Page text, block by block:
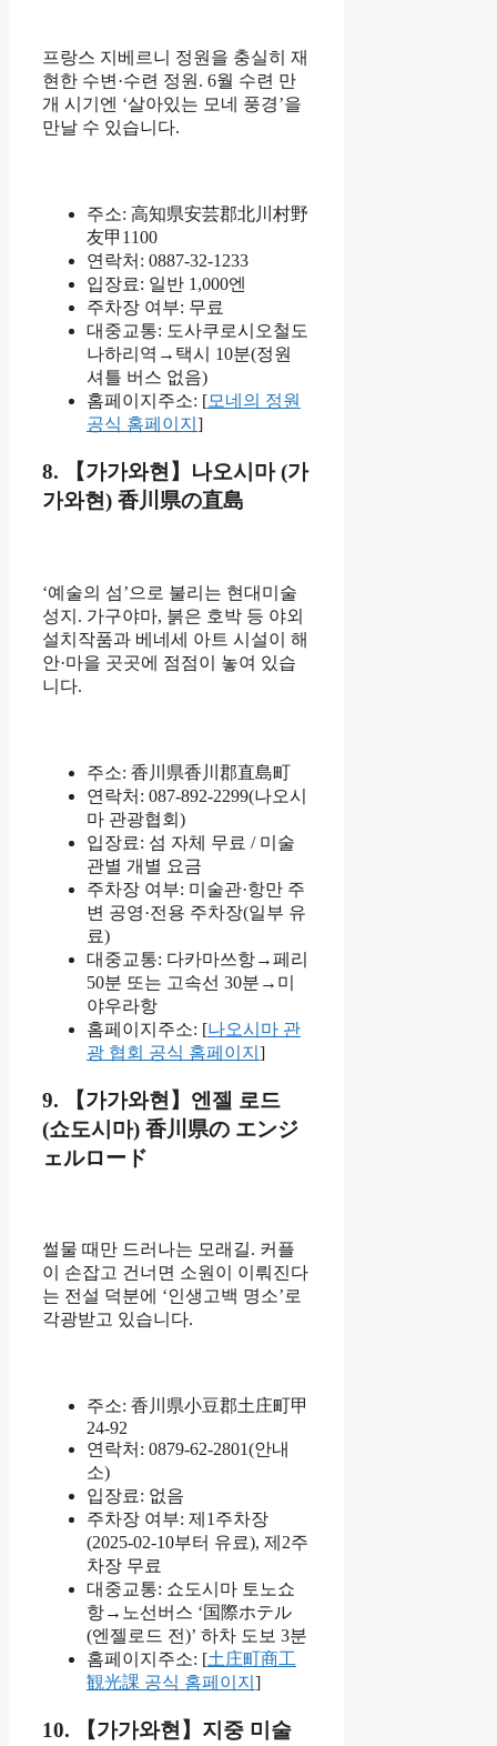
프랑스 지베르니 정원을 충실히 재
현한 수변·수련 정원. 6월 수련 만
개 시기엔 ‘살아있는 모네 풍경’을
만날 수 있습니다.
주소: 高知県安芸郡北川村野
友甲1100
연락처: 0887-32-1233
입장료: 일반 1,000엔
주차장 여부: 무료
대중교통: 도사쿠로시오철도
나하리역→택시 10분(정원
셔틀 버스 없음)
홈페이지주소: [모네의 정원
공식 홈페이지 ]
8. 【가가와현】나오시마 (가
가와현) 香川県の直島
‘예술의 섬’으로 불리는 현대미술
성지. 가구야마, 붉은 호박 등 야외
설치작품과 베네세 아트 시설이 해
안·마을 곳곳에 점점이 놓여 있습
니다.
주소: 香川県香川郡直島町
연락처: 087-892-2299(나오시
마 관광협회)
입장료: 섬 자체 무료 / 미술
관별 개별 요금
주차장 여부: 미술관·항만 주
변 공영·전용 주차장(일부 유
료)
대중교통: 다카마쓰항→페리
50분 또는 고속선 30분→미
야우라항
홈페이지주소: [나오시마 관
광 협회 공식 홈페이지 ]
9. 【가가와현】엔젤 로드
(쇼도시마) 香川県の エンジ
ェルロード
썰물 때만 드러나는 모래길. 커플
이 손잡고 건너면 소원이 이뤄진다
는 전설 덕분에 ‘인생고백 명소’로
각광받고 있습니다.
주소: 香川県小豆郡土庄町甲
24-92
연락처: 0879-62-2801(안내
소)
입장료: 없음
주차장 여부: 제1주차장
(2025-02-10부터 유료), 제2주
차장 무료
대중교통: 쇼도시마 토노쇼
항→노선버스 ‘国際ホテル
(엔젤로드 전)’ 하차 도보 3분
홈페이지주소: [土庄町商工
観光課 공식 홈페이지 ]
10. 【가가와현】지중 미술